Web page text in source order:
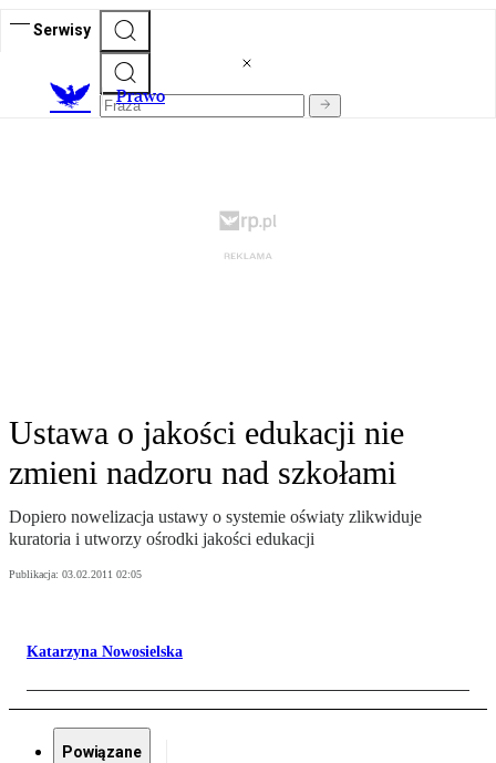
Serwisy
Prawo
Ustawa o jakości edukacji nie
zmieni nadzoru nad szkołami
Dopiero nowelizacja ustawy o systemie oświaty zlikwiduje
kuratoria i utworzy ośrodki jakości edukacji
Publikacja: 03.02.2011 02:05
Katarzyna Nowosielska
Powiązane